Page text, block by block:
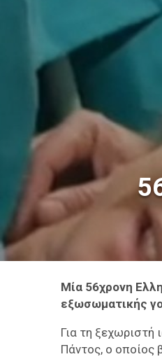
Μία 56χρονη
εξωσωματικής
Για τη ξεχωριστή
Πάντος, ο οποίος